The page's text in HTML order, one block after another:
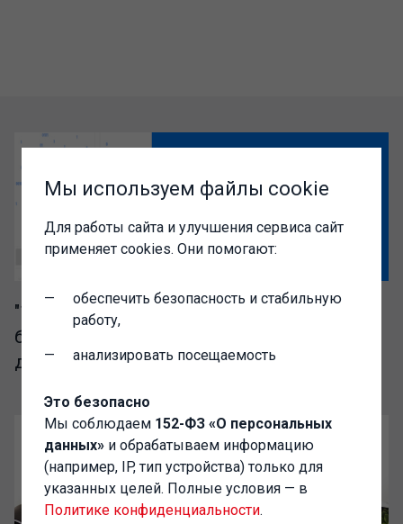
"1C-Администратор" – выгодный доступ к
базе разработок сообщества Инфостарт
для IT-специалистов
Мы используем файлы cookie
Для работы сайта и улучшения сервиса сайт
применяет cookies. Они помогают:
обеспечить безопасность и стабильную
работу,
анализировать посещаемость
Это безопасно
Мы соблюдаем 152-ФЗ «О персональных
данных» и обрабатываем информацию
(например, IP, тип устройства) только для
указанных целей. Полные условия — в
Политике конфиденциальности.